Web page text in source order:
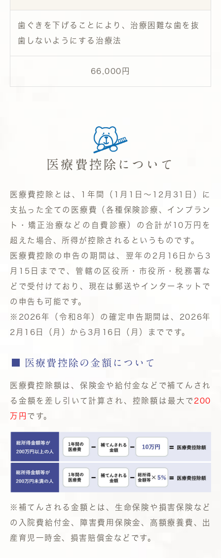
歯ぐきを下げることにより、治療困難な歯を抜
歯しないようにする治療法
66,000円
医療費控除について
医療費控除とは、1年間（1月1日～12月31日）に
支払った全ての医療費（各種保険診療、インプラン
ト・矯正治療などの自費診療）の合計が10万円を
超えた場合、所得が控除されるというものです。
医療費控除の申告の期間は、翌年の2月16日から3
月15日までで、管轄の区役所・市役所・税務署な
どで受付けており、現在は郵送やインターネットで
の申告も可能です。
※2026年（令和8年）の確定申告期間は、2026年
2月16日（月）から3月16日（月）までです。
医療費控除の金額について
医療費控除額は、保険金や給付金などで補てんされ
る金額を差し引いて計算され、控除額は最大で200
万円 です。
※補てんされる金額とは、生命保険や損害保険など
の入院費給付金、障害費用保険金、高額療養費、出
産育児一時金、損害賠償金などです。